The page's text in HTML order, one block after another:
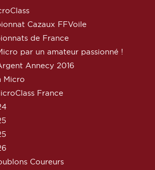
Cazaux FFVoile
de France
par un amateur passionné !
Annecy 2016
Micro
France
Coureurs